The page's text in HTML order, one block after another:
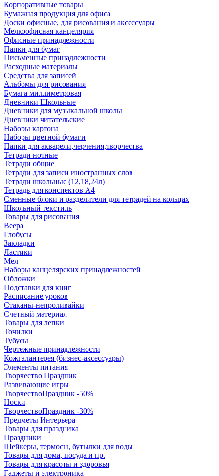
Корпоративные товары
Бумажная продукция для офиса
Доски офисные, для рисования и аксессуары
Мелкоофисная канцелярия
Офисные принадлежности
Папки для бумаг
Письменные принадлежности
Расходные материалы
Средства для записей
Альбомы для рисования
Бумага миллиметровая
Дневники Школьные
Дневники для музыкальной школы
Дневники читательские
Наборы картона
Наборы цветной бумаги
Папки для акварели,черчения,творчества
Тетради нотные
Тетради общие
Тетради для записи иностранных слов
Тетради школьные (12,18,24л)
Тетрадь для конспектов А4
Сменные блоки и разделители для тетрадей на кольцах
Школьный текстиль
Товары для рисования
Веера
Глобусы
Закладки
Ластики
Мел
Наборы канцелярских принадлежностей
Обложки
Подставки для книг
Расписание уроков
Стаканы-непроливайки
Счетный материал
Товары для лепки
Точилки
Тубусы
Чертежные принадлежности
Кожгалантерея (бизнес-аксессуары)
Элементы питания
Творчество Праздник
Развивающие игры
ТворчествоПраздник -50%
Носки
ТворчествоПраздник -30%
Предметы Интерьера
Товары для праздника
Праздники
Шейкеры, термосы, бутылки для воды
Товары для дома, посуда и пр.
Товары для красоты и здоровья
Гаджеты и электроника